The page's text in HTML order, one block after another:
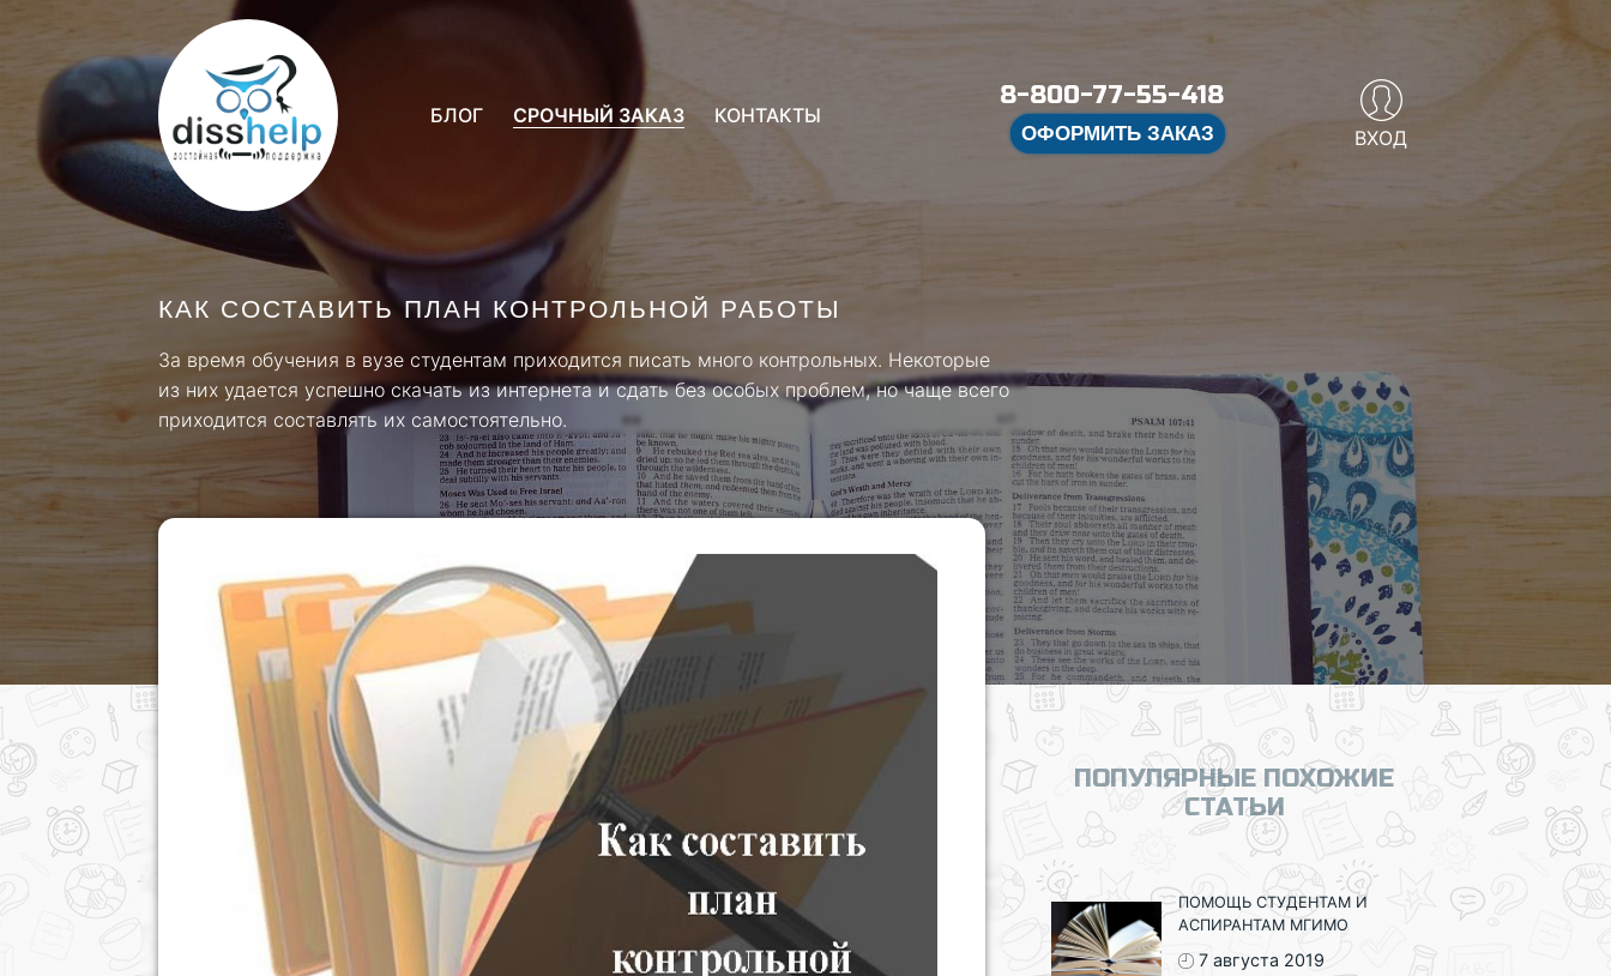
БЛОГ СРОЧНЫЙ ЗАКАЗ КОНТАКТЫ
8-800-77-55-418
ОФОРМИТЬ ЗАКАЗ ВХОД
КАК СОСТАВИТЬ ПЛАН КОНТРОЛЬНОЙ РАБОТЫ
За время обучения в вузе студентам приходится писать много контрольных. Некоторые
из них удается успешно скачать из интернета и сдать без особых проблем, но чаще всего
приходится составлять их самостоятельно.
ПОПУЛЯРНЫЕ ПОХОЖИЕ
СТАТЬИ
ПОМОЩЬ СТУДЕНТАМ И
АСПИРАНТАМ МГИМО
7 августа 2019